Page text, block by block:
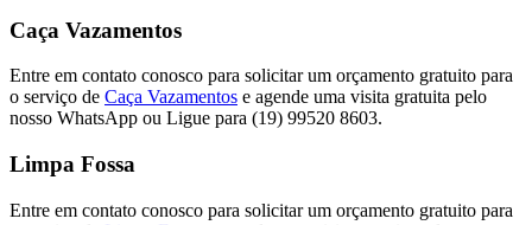
Caça Vazamentos
Entre em contato conosco para solicitar um orçamento gratuito para
o serviço de Caça Vazamentos e agende uma visita gratuita pelo
nosso WhatsApp ou Ligue para (19) 99520 8603.
Limpa Fossa
Entre em contato conosco para solicitar um orçamento gratuito para